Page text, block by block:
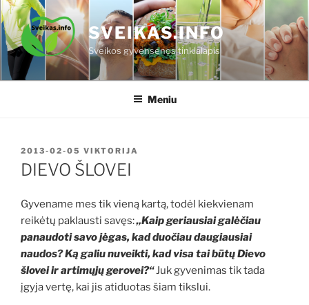
Eiti
prie
turinio
SVEIKAS.INFO
Sveikos gyvensenos tinklalapis
Meniu
PASKELBTA
2013-02-05 VIKTORIJA
DIEVO ŠLOVEI
Gyvename mes tik vieną kartą, todėl kiekvienam
reikėtų paklausti savęs:„Kaip geriausiai galėčiau
panaudoti savo jėgas, kad duočiau daugiausiai
naudos? Ką galiu nuveikti, kad visa tai būtų Dievo
šlovei ir artimųjų gerovei?“Juk gyvenimas tik tada
įgyja vertę, kai jis atiduotas šiam tikslui.